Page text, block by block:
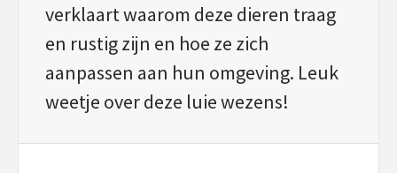
verklaart waarom deze dieren traag
en rustig zijn en hoe ze zich
aanpassen aan hun omgeving. Leuk
weetje over deze luie wezens!